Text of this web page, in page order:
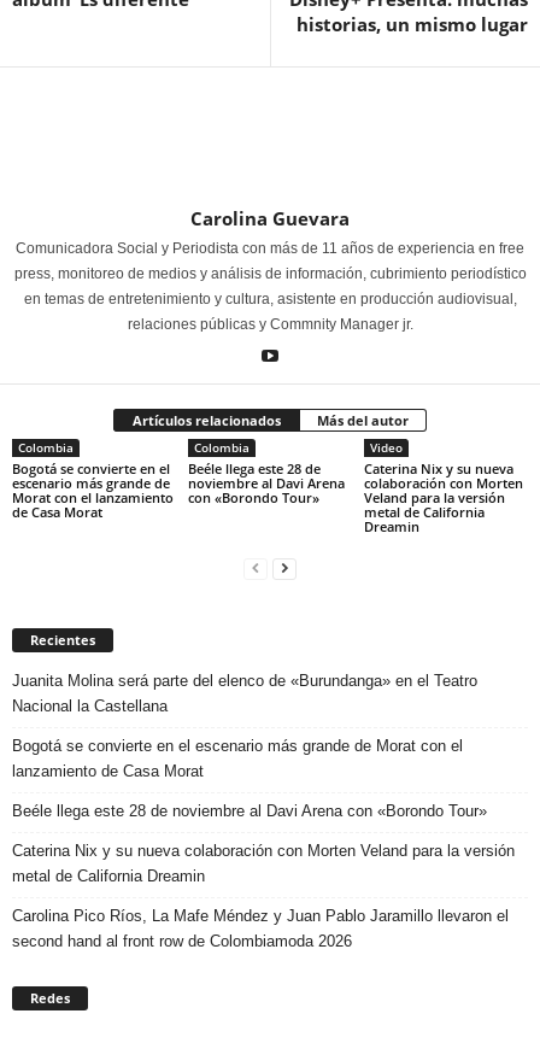
historias, un mismo lugar
Carolina Guevara
Comunicadora Social y Periodista con más de 11 años de experiencia en free
press, monitoreo de medios y análisis de información, cubrimiento periodístico
en temas de entretenimiento y cultura, asistente en producción audiovisual,
relaciones públicas y Commnity Manager jr.
Artículos relacionados Más del autor
Colombia
Bogotá se convierte en el
escenario más grande de
Morat con el lanzamiento
de Casa Morat
Colombia
Beéle llega este 28 de
noviembre al Davi Arena
con «Borondo Tour»
Video
Caterina Nix y su nueva
colaboración con Morten
Veland para la versión
metal de California
Dreamin
Recientes
Juanita Molina será parte del elenco de «Burundanga» en el Teatro
Nacional la Castellana
Bogotá se convierte en el escenario más grande de Morat con el
lanzamiento de Casa Morat
Beéle llega este 28 de noviembre al Davi Arena con «Borondo Tour»
Caterina Nix y su nueva colaboración con Morten Veland para la versión
metal de California Dreamin
Carolina Pico Ríos, La Mafe Méndez y Juan Pablo Jaramillo llevaron el
second hand al front row de Colombiamoda 2026
Redes